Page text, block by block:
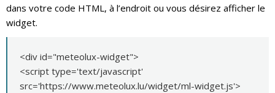
dans votre code HTML, à l’endroit ou vous désirez afficher le
widget.
<div id="meteolux-widget">
<script type='text/javascript'
src='https://www.meteolux.lu/widget/ml-widget.js'>